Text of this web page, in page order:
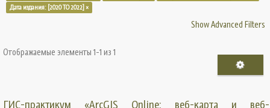
Дата издания: [2020 TO 2022] ×
Show Advanced Filters
Отображаемые элементы 1-1 из 1
ГИС-практикум «ArcGIS Online: веб-карта и веб-